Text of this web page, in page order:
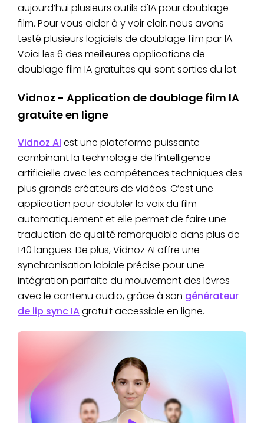
aujourd’hui plusieurs outils d'IA pour doublage
film. Pour vous aider à y voir clair, nous avons
testé plusieurs logiciels de doublage film par IA.
Voici les 6 des meilleures applications de
doublage film IA gratuites qui sont sorties du lot.
Vidnoz - Application de doublage film IA
gratuite en ligne
Vidnoz AI est une plateforme puissante
combinant la technologie de l’intelligence
artificielle avec les compétences techniques des
plus grands créateurs de vidéos. C’est une
application pour doubler la voix du film
automatiquement et elle permet de faire une
traduction de qualité remarquable dans plus de
140 langues. De plus, Vidnoz AI offre une
synchronisation labiale précise pour une
intégration parfaite du mouvement des lèvres
avec le contenu audio, grâce à son générateur
de lip sync IAgratuit accessible en ligne.